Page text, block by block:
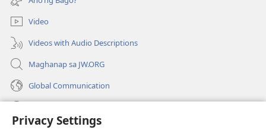
Privacy Settings
window)
na
bagong
window)
Video
Videos with Audio Descriptions
Maghanap sa JW.ORG
Global Communication